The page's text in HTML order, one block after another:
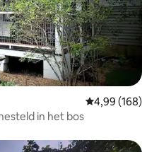
Gemiddelde
4,99 (168)
in het bos